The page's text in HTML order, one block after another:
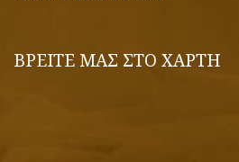
ΒΡΕΙΤΕ ΜΑΣ ΣΤΟ ΧΑΡΤΗ